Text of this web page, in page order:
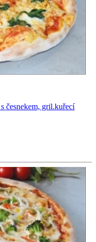
česnekem, gril.kuřecí